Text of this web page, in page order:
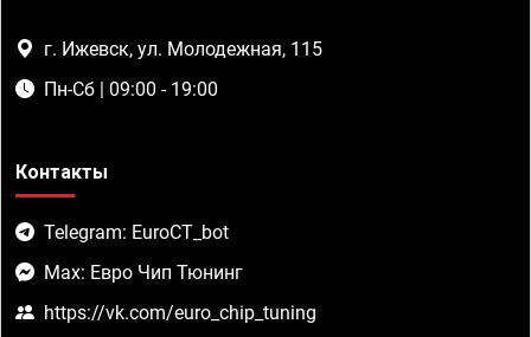
г. Ижевск, ул. Молодежная, 115
Пн-Сб | 09:00 - 19:00
Контакты
Telegram: EuroCT_bot
Max: Евро Чип Тюнинг
https://vk.com/euro_chip_tuning